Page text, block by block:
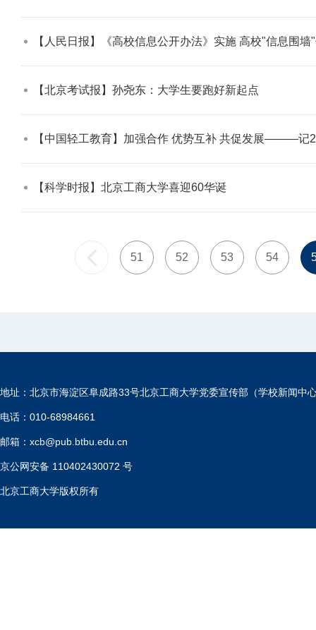
【人民日报】《高校信息公开办法》实施 高校"信息围墙
【北京考试报】孙尧东：大学生要跑好新起点​
【中国轻工教育】加强合作 优势互补 共促发展———记2009 年第五届
【科学时报】北京工商大学喜迎60华诞​
51 52 53 54
地址：北京市海淀区阜成路33号北京工商大学党委宣传部（学校新闻中
电话：010-68984661
邮箱：xcb@pub.btbu.edu.cn
京公网安备 110402430072 号
北京工商大学版权所有